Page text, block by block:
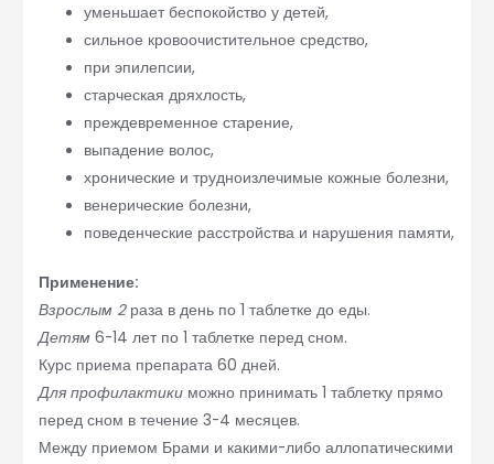
уменьшает беспокойство у детей,
сильное кровоочистительное средство,
при эпилепсии,
старческая дряхлость,
преждевременное старение,
выпадение волос,
хронические и трудноизлечимые кожные болезни,
венерические болезни,
поведенческие расстройства и нарушения памяти,
Применение:
Взрослым 2 раза в день по 1 таблетке до еды.
Детям6-14 лет по 1 таблетке перед сном.
Курс приема препарата 60 дней.
Для профилактикиможно принимать 1 таблетку прямо
перед сном в течение 3-4 месяцев.
Между приемом Брами и какими-либо аллопатическими